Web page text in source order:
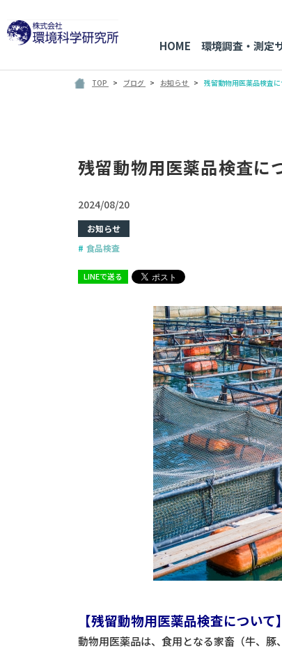
HOME 環境調査・測定
TOP ブログ お知らせ 残留動物用医薬品検査
残留動物用医薬品検査に
2024/08/20
お知らせ
食品検査
LINEで送る
【残留動物用医薬品検査について】
動物用医薬品は、食用となる家畜（牛、